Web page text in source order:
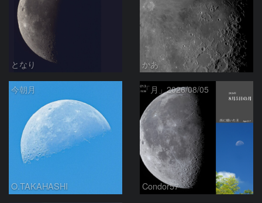
となり かあ
今朝月
O.TAKAHASHI
「月」2026/08/05
Condor57